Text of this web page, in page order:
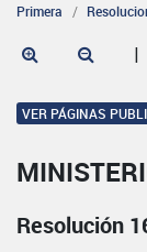
Primera
|
VER PÁGINAS
Resolución